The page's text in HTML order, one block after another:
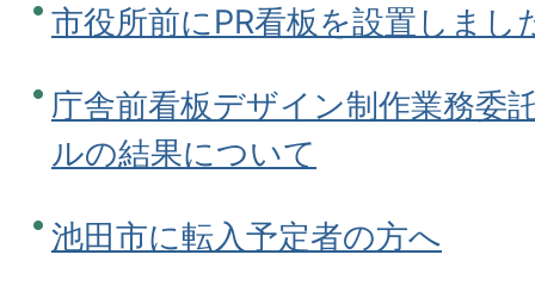
市役所前にPR看板を設置しまし
庁舎前看板デザイン制作業務委
ルの結果について
池田市に転入予定者の方へ